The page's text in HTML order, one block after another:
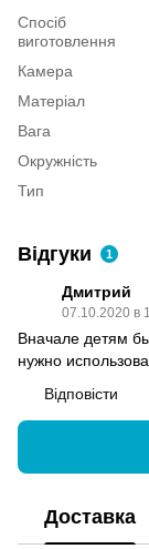
Спосіб
виготовлення
Камера
Матеріал
Вага
Окружність
Тип
Відгуки 1
Дмитрий
07.10.2020 в
Вначале детям
нужно
Відповісти
Доставка